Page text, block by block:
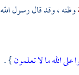
وظنه ، وقد قال رسول
على الله ما لا تعلمون} .